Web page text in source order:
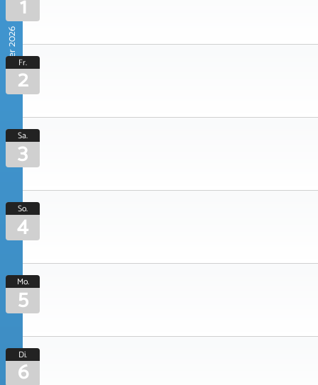
Oktober 2026
1
Fr.
2
Sa.
3
So.
4
Mo.
5
Di.
6